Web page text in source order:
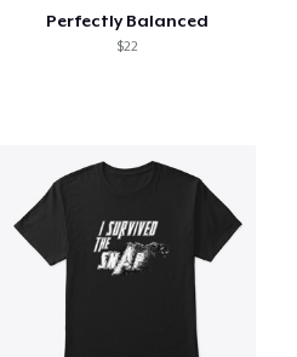
Perfectly Balanced
$22